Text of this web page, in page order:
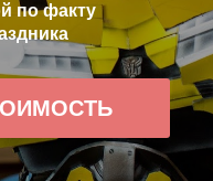
по факту